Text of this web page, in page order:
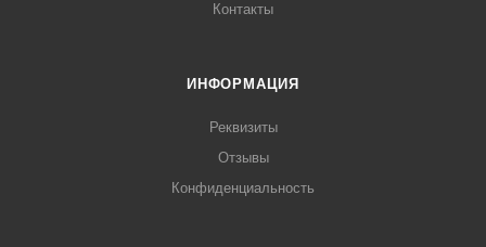
Контакты
ИНФОРМАЦИЯ
Реквизиты
Отзывы
Конфиденциальность